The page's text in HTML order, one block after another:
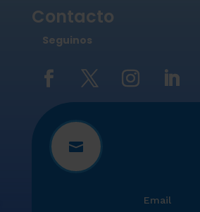
Contacto
Seguinos

Email